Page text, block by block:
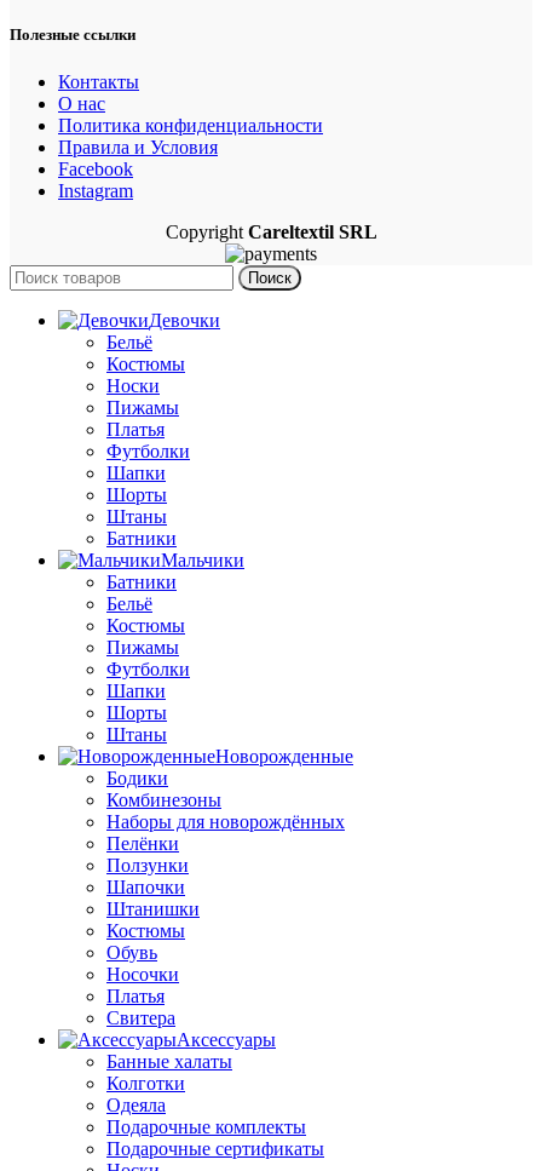
Полезные ссылки
Контакты
О нас
Политика конфиденциальности
Правила и Условия
Facebook
Instagram
Copyright Careltextil SRL
Поиск
Девочки
Бельё
Костюмы
Носки
Пижамы
Платья
Футболки
Шапки
Шорты
Штаны
Батники
Мальчики
Батники
Бельё
Костюмы
Пижамы
Футболки
Шапки
Шорты
Штаны
Новорожденные
Бодики
Комбинезоны
Наборы для новорождённых
Пелёнки
Ползунки
Шапочки
Штанишки
Костюмы
Обувь
Носочки
Платья
Свитера
Аксессуары
Банные халаты
Колготки
Одеяла
Подарочные комплекты
Подарочные сертификаты